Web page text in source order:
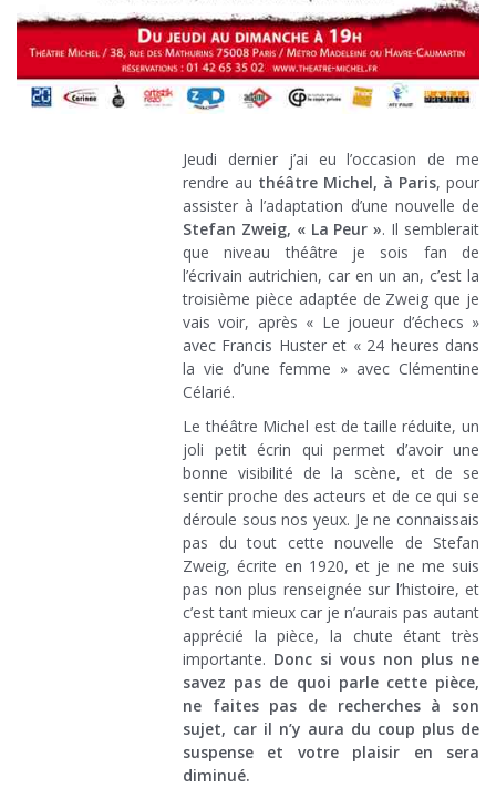
Jeudi dernier j’ai eu l’occasion de me
rendre au théâtre Michel, à Paris, pour
assister à l’adaptation d’une nouvelle de
Stefan Zweig, « La Peur ». Il semblerait
que niveau théâtre je sois fan de
l’écrivain autrichien, car en un an, c’est la
troisième pièce adaptée de Zweig que je
vais voir, après « Le joueur d’échecs »
avec Francis Huster et « 24 heures dans
la vie d’une femme » avec Clémentine
Célarié.
Le théâtre Michel est de taille réduite, un
joli petit écrin qui permet d’avoir une
bonne visibilité de la scène, et de se
sentir proche des acteurs et de ce qui se
déroule sous nos yeux. Je ne connaissais
pas du tout cette nouvelle de Stefan
Zweig, écrite en 1920, et je ne me suis
pas non plus renseignée sur l’histoire, et
c’est tant mieux car je n’aurais pas autant
apprécié la pièce, la chute étant très
importante. Donc si vous non plus ne
savez pas de quoi parle cette pièce,
ne faites pas de recherches à son
sujet, car il n’y aura du coup plus de
suspense et votre plaisir en sera
diminué.